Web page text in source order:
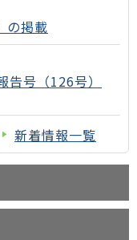
の掲載
号（126号）
新着情報一覧